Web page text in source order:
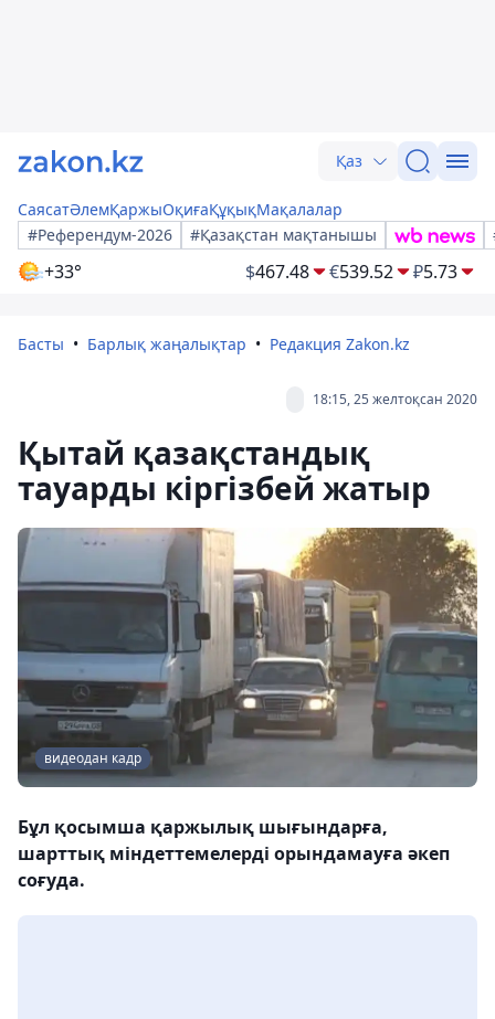
Қаз
СаясатӘлемҚаржыОқиғаҚұқықМақалалар
#Референдум-2026
#Қазақстан мақтанышы
+33° $467.48 €539.52 ₽5.73
Басты Барлық жаңалықтар Редакция Zakon.kz
18:15, 25 желтоқсан 2020
Қытай қазақстандық
тауарды кіргізбей жатыр
видеодан кадр
Бұл қосымша қаржылық шығындарға,
шарттық міндеттемелерді орындамауға әкеп
соғуда.